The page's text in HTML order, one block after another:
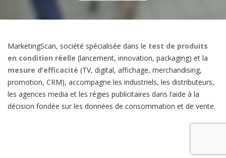
MarketingScan, société spécialisée dans le test de produits
en condition réelle (lancement, innovation, packaging) et la
mesure d’efficacité (TV, digital, affichage, merchandising,
promotion, CRM), accompagne les industriels, les distributeurs,
les agences media et les régies publicitaires dans l’aide à la
décision fondée sur les données de consommation et de vente.